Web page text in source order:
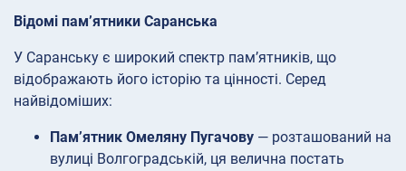
Відомі пам’ятники Саранська
У Саранську є широкий спектр пам’ятників, що
відображають його історію та цінності. Серед
найвідоміших:
Пам’ятник Омеляну Пугачову — розташований на
вулиці Волгоградській, ця велична постать